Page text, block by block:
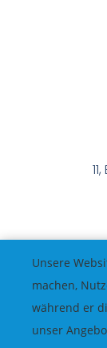
Unsere
machen,
während er
unser